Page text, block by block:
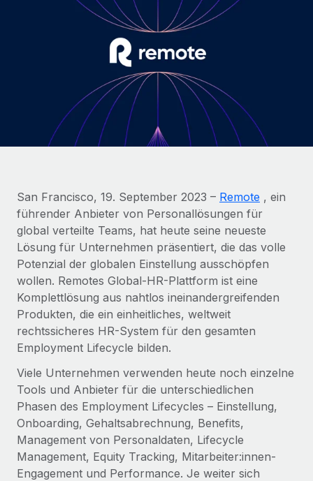
Globales Onboarding und Verwalten von
Freelancer:innen
Auslagern von komplexen HR-Aufgaben
INFRASTRUKTUR
Remote Embedded
Integrierte HR-Kernfunktionen für dein Team
Verknüpfen Neu
Verknüpfung beliebiger KI-Tools mit Remote über unser
MCP
Integrationen
Prozessoptimierung mit unverzichtbaren Business-
Tools
DIENSTLEISTUNGEN
Frag unsere Expert:innen
Hilfe von Expert:innen für globale HR & Compliance
Background-Checks
Einfacheres Bewerber:innen-Screening
WACHSTUMSPHASE
Agile HR- und Payroll-Lösungen für wachsende
Unternehmen
Mittelstand
Maßgeschneiderte HR-Lösungen, um Teams zu
Globale HR für Konzerne und Großunternehmen
PARTNER WERDEN
Strategische Technologiepartner
Flexible Einbettung von Global-HR-Funktionen in deine
Plattform
Partner werden
Entdecke die Möglichkeiten einer Partnerschaft
Remote Build
Demnächst verfügbar
Beratung zu Integrationen und KI-Automatisierung
FALLSTUDIEN
So hat der KI-Vorreiter Weaviate sein Team mit
Gesamtbeschäftigungskosten
Honorarzahlungen berechnen
Informationen zu möglichen Währungen und
Abwicklungsfristen für globale Freelancer:innen
LERNEN MIT REMOTE
Forschung und Leitfäden
HR-Glossar
Checklisten und Vorlagen
Bibliothek für Stellenbeschreibungen
Webinare
Events
Newsroom
Informationen zu Gehältern und Qualifikationen
Insights Center
Hol dir Unterstützung
Alle Ressourcen anzeigen
Português (Portugal)
日本語
한국어
中文（简体）
Anmelden
San Francisco, 19. September 2023 – Remote , ein
führender Anbieter von Personallösungen für
global verteilte Teams, hat heute seine neueste
Lösung für Unternehmen präsentiert, die das volle
Potenzial der globalen Einstellung ausschöpfen
wollen. Remotes Global-HR-Plattform ist eine
Komplettlösung aus nahtlos ineinandergreifenden
Produkten, die ein einheitliches, weltweit
rechtssicheres HR-System für den gesamten
Employment Lifecycle bilden.
Viele Unternehmen verwenden heute noch einzelne
Tools und Anbieter für die unterschiedlichen
Phasen des Employment Lifecycles – Einstellung,
Onboarding, Gehaltsabrechnung, Benefits,
Management von Personaldaten, Lifecycle
Management, Equity Tracking, Mitarbeiter:innen-
Engagement und Performance. Je weiter sich